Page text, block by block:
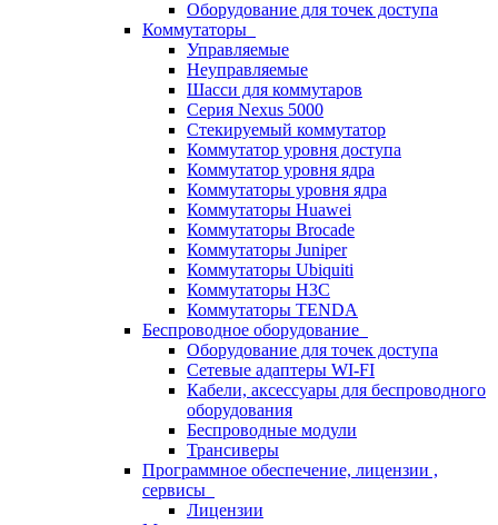
Оборудование для точек доступа
Коммутаторы
Управляемые
Неуправляемые
Шасси для коммутаров
Серия Nexus 5000
Стекируемый коммутатор
Коммутатор уровня доступа
Коммутатор уровня ядра
Коммутаторы уровня ядра
Коммутаторы Huawei
Коммутаторы Brocade
Коммутаторы Juniper
Коммутаторы Ubiquiti
Коммутаторы H3C
Коммутаторы TENDA
Беспроводное оборудование
Оборудование для точек доступа
Сетевые адаптеры WI-FI
Кабели, аксессуары для беспроводного
оборудования
Беспроводные модули
Трансиверы
Программное обеспечение, лицензии ,
сервисы
Лицензии